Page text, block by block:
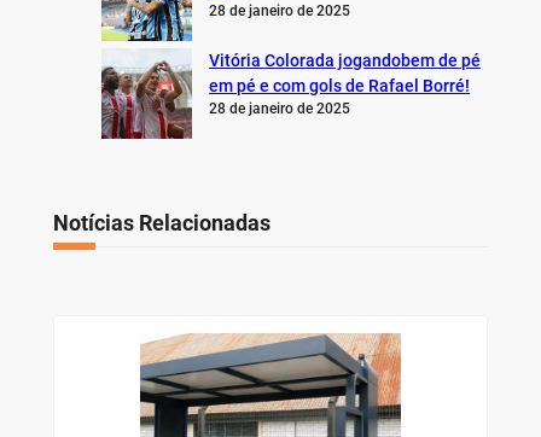
28 de janeiro de 2025
Vitória Colorada jogandobem de pé
em pé e com gols de Rafael Borré!
28 de janeiro de 2025
Notícias Relacionadas